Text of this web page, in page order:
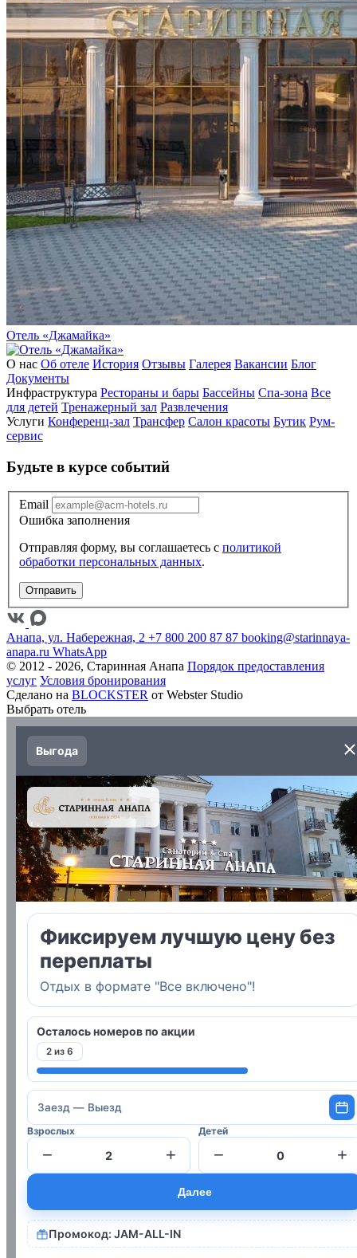
Отель «Джамайка»
О нас Об отеле История Отзывы Галерея Вакансии Блог
Документы
Инфраструктура Рестораны и бары Бассейны Спа-зона Все
для детей Тренажерный зал Развлечения
Услуги Конференц-зал Трансфер Салон красоты Бутик Рум-
сервис
Будьте в курсе событий
Email
Ошибка заполнения
Отправляя форму, вы соглашаетесь с политикой
обработки персональных данных.
Отправить
Анапа, ул. Набережная, 2 +7 800 200 87 87 booking@starinnaya-
anapa.ru WhatsApp
© 2012 - 2026, Старинная Анапа Порядок предоставления
услуг Условия бронирования
Сделано на BLOCKSTER от Webster Studio
Выбрать отель